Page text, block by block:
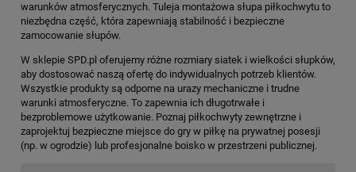
warunków atmosferycznych. Tuleja montażowa słupa piłkochwytu to
niezbędna część, która zapewniają stabilność i bezpieczne
zamocowanie słupów.
W sklepie SPD.pl oferujemy różne rozmiary siatek i wielkości słupków,
aby dostosować naszą ofertę do indywidualnych potrzeb klientów.
Wszystkie produkty są odporne na urazy mechaniczne i trudne
warunki atmosferyczne. To zapewnia ich długotrwałe i
bezproblemowe użytkowanie. Poznaj piłkochwyty zewnętrzne i
zaprojektuj bezpieczne miejsce do gry w piłkę na prywatnej posesji
(np. w ogrodzie) lub profesjonalne boisko w przestrzeni publicznej.